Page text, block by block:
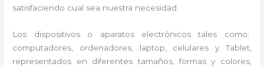
satisfaciendo cual sea nuestra necesidad.
Los dispositivos o aparatos electrónicos tales como:
computadores, ordenadores, laptop, celulares y Tablet,
representados en diferentes tamaños, formas y colores,